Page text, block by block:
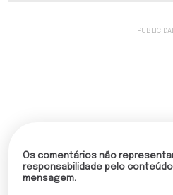
Os comentários não
responsabilidade pelo
mensagem.